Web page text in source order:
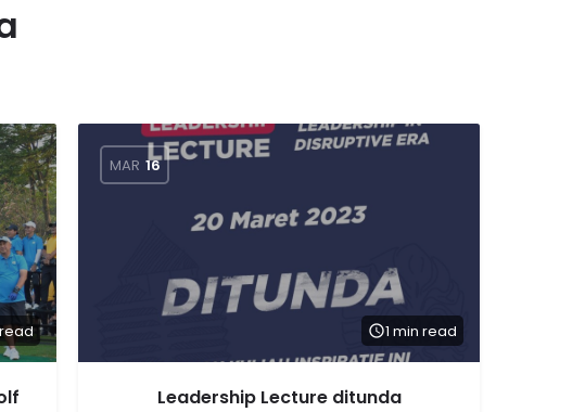
MAR 16
1 min read
Leadership Lecture ditunda